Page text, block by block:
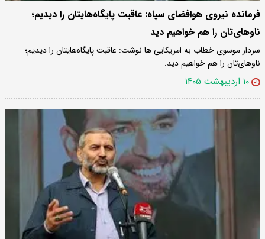
فرمانده نیروی هوافضای سپاه: عاقبت پایگاه‌هایتان را دیدیم؛
ناوهای‌تان را هم خواهیم دید
سردار موسوی خطاب به امریکایی ها نوشت: عاقبت پایگاه‌هایتان را دیدیم؛
ناوهای‌تان را هم خواهیم دید.
۱۰ اردیبهشت ۱۴۰۵